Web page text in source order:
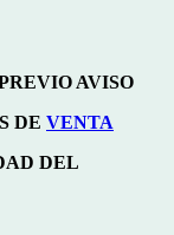
AVISO
DE VENTA
DEL